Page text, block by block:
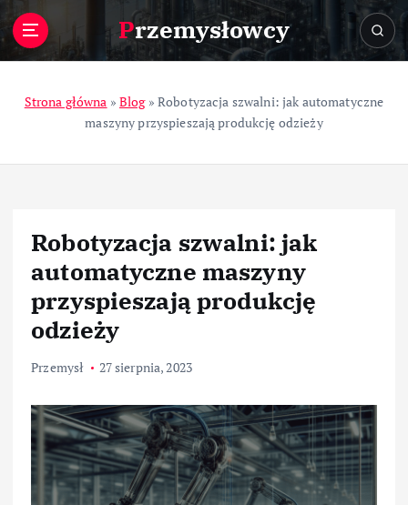
Przemysłowcy
Strona główna »Blog»Robotyzacja szwalni: jak automatyczne
maszyny przyspieszają produkcję odzieży
Robotyzacja szwalni: jak
automatyczne maszyny
przyspieszają produkcję
odzieży
Przemysł 27 sierpnia, 2023